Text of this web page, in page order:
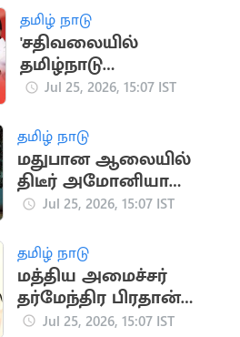
தமிழ் நாடு
'சதிவலையில்
தமிழ்நாடு
முதலமைச்சர் சிக்கக்
மு.க.ஸ்டாலின்
எச்சரிக்கை
Jul 25, 2026, 15:07 IST
தமிழ் நாடு
மதுபான ஆலையில்
திடீர் அமோனியா
வாயு கசிவு
Jul 25, 2026, 15:07 IST
தமிழ் நாடு
மத்திய அமைச்சர்
தர்மேந்திர பிரதான்
ராஜினாமா
Jul 25, 2026, 15:07 IST